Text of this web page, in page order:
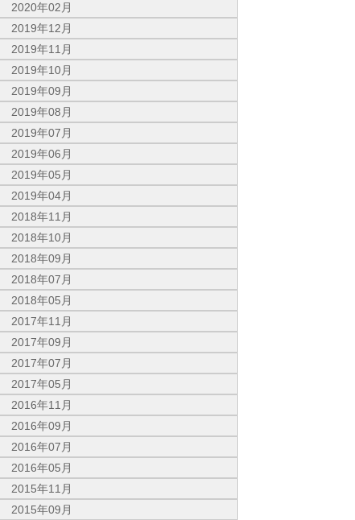
2020年02月
2019年12月
2019年11月
2019年10月
2019年09月
2019年08月
2019年07月
2019年06月
2019年05月
2019年04月
2018年11月
2018年10月
2018年09月
2018年07月
2018年05月
2017年11月
2017年09月
2017年07月
2017年05月
2016年11月
2016年09月
2016年07月
2016年05月
2015年11月
2015年09月